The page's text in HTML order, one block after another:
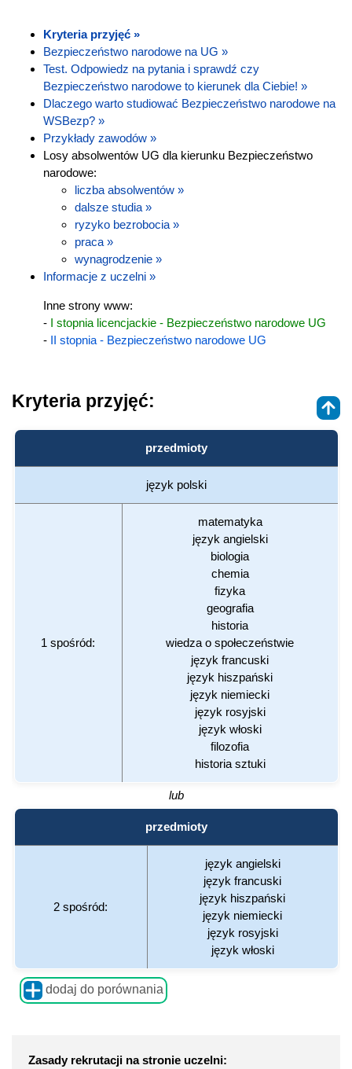
Kryteria przyjęć »
Bezpieczeństwo narodowe na UG »
Test. Odpowiedz na pytania i sprawdź czy
Bezpieczeństwo narodowe to kierunek dla Ciebie! »
Dlaczego warto studiować Bezpieczeństwo narodowe na
WSBezp? »
Przykłady zawodów »
Losy absolwentów UG dla kierunku Bezpieczeństwo
narodowe:
liczba absolwentów »
dalsze studia »
ryzyko bezrobocia »
praca »
wynagrodzenie »
Informacje z uczelni »
Inne strony www:
- I stopnia licencjackie - Bezpieczeństwo narodowe UG
- II stopnia - Bezpieczeństwo narodowe UG
Kryteria przyjęć:
przedmioty
język polski
1 spośród:
matematyka
język angielski
biologia
chemia
fizyka
geografia
historia
wiedza o społeczeństwie
język francuski
język hiszpański
język niemiecki
język rosyjski
język włoski
filozofia
historia sztuki
lub
przedmioty
2 spośród:
język angielski
język francuski
język hiszpański
język niemiecki
język rosyjski
język włoski
dodaj do porównania
Zasady rekrutacji na stronie uczelni: